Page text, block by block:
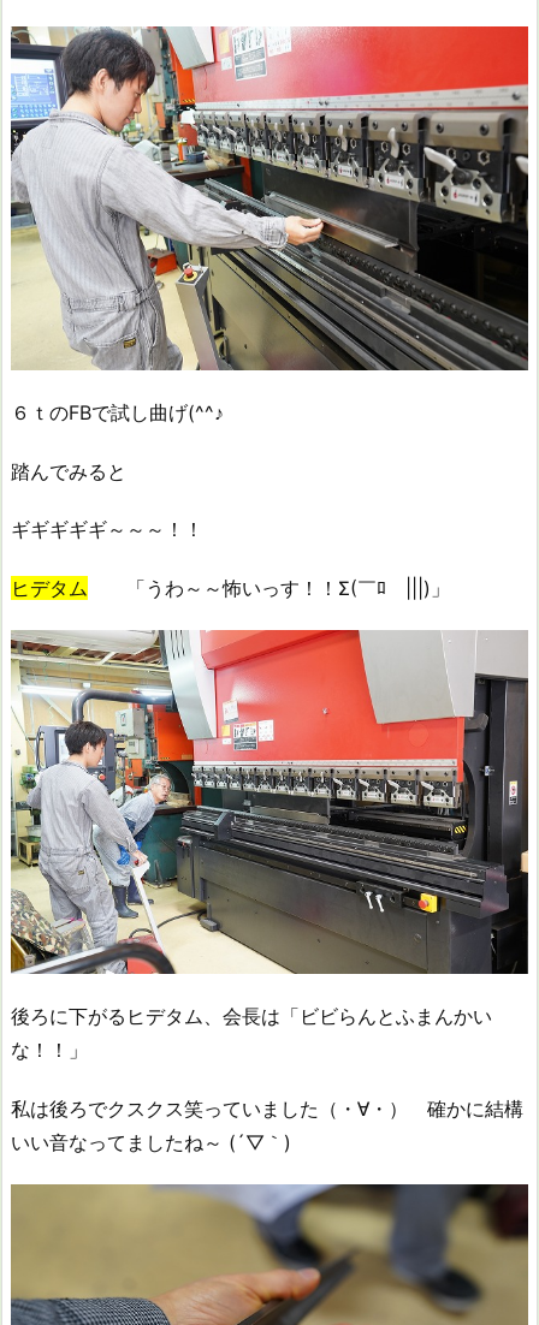
６ｔのFBで試し曲げ(^^♪
踏んでみると
ギギギギギ～～～！！
ヒデタム 「うわ～～怖いっす！！Σ(￣ﾛ￣|||)」
後ろに下がるヒデタム、会長は「ビビらんとふまんかい
な！！」
私は後ろでクスクス笑っていました（・∀・） 確かに結構
いい音なってましたね～ (´▽｀)